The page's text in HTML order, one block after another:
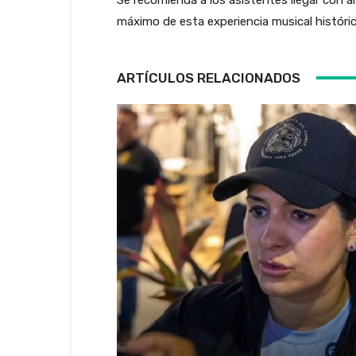
máximo de esta experiencia musical
ARTÍCULOS RELACIONADOS